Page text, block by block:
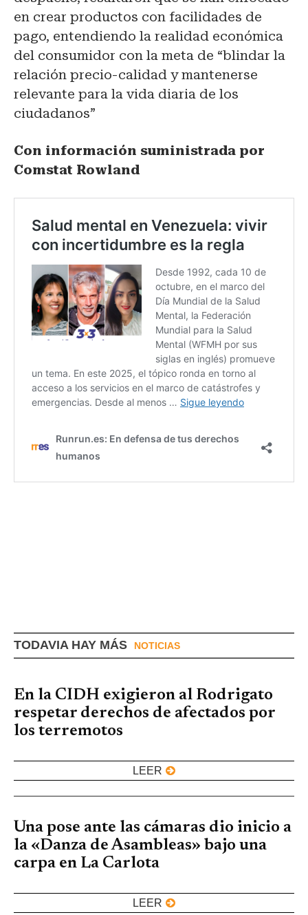
en crear productos con facilidades de
pago, entendiendo la realidad económica
del consumidor con la meta de “blindar la
relación precio-calidad y mantenerse
relevante para la vida diaria de los
ciudadanos”
Con información suministrada por
Comstat Rowland
TODAVIA HAY MÁS NOTICIAS
En la CIDH exigieron al Rodrigato
respetar derechos de afectados por
los terremotos
LEER
Una pose ante las cámaras dio inicio a
la «Danza de Asambleas» bajo una
carpa en La Carlota
LEER